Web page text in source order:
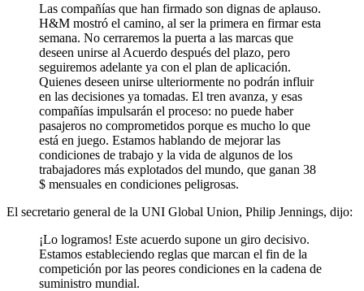
Las compañías que han firmado son dignas de aplauso.
H&M mostró el camino, al ser la primera en firmar esta
semana. No cerraremos la puerta a las marcas que
deseen unirse al Acuerdo después del plazo, pero
seguiremos adelante ya con el plan de aplicación.
Quienes deseen unirse ulteriormente no podrán influir
en las decisiones ya tomadas. El tren avanza, y esas
compañías impulsarán el proceso: no puede haber
pasajeros no comprometidos porque es mucho lo que
está en juego. Estamos hablando de mejorar las
condiciones de trabajo y la vida de algunos de los
trabajadores más explotados del mundo, que ganan 38
$ mensuales en condiciones peligrosas.
El secretario general de la UNI Global Union, Philip Jennings, dijo:
¡Lo logramos! Este acuerdo supone un giro decisivo.
Estamos estableciendo reglas que marcan el fin de la
competición por las peores condiciones en la cadena de
suministro mundial.